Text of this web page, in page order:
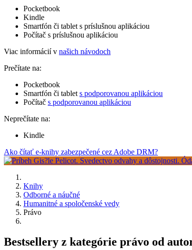
Pocketbook
Kindle
Smartfón či tablet s príslušnou aplikáciou
Počítač s príslušnou aplikáciou
Viac informácií v našich návodoch
Prečítate na:
Pocketbook
Smartfón či tablet s podporovanou aplikáciou
Počítač s podporovanou aplikáciou
Neprečítate na:
Kindle
Ako čítať e-knihy zabezpečené cez Adobe DRM?
Knihy
Odborné a náučné
Humanitné a spoločenské vedy
Právo
Bestsellery z kategórie právo od